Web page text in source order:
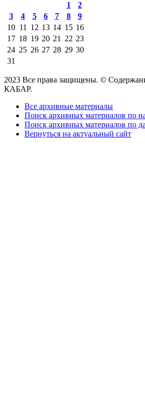
1
2
3
4 5 6 7 8
9
10 11 12 13 14 15 16
17 18 19 20 21 22 23
24 25 26 27 28 29 30
31
2023 Все права защищены. ©
КАБАР.
Все архивные материалы
Поиск архивных материалов по
Поиск архивных материалов по
Вернуться на актуальный сайт